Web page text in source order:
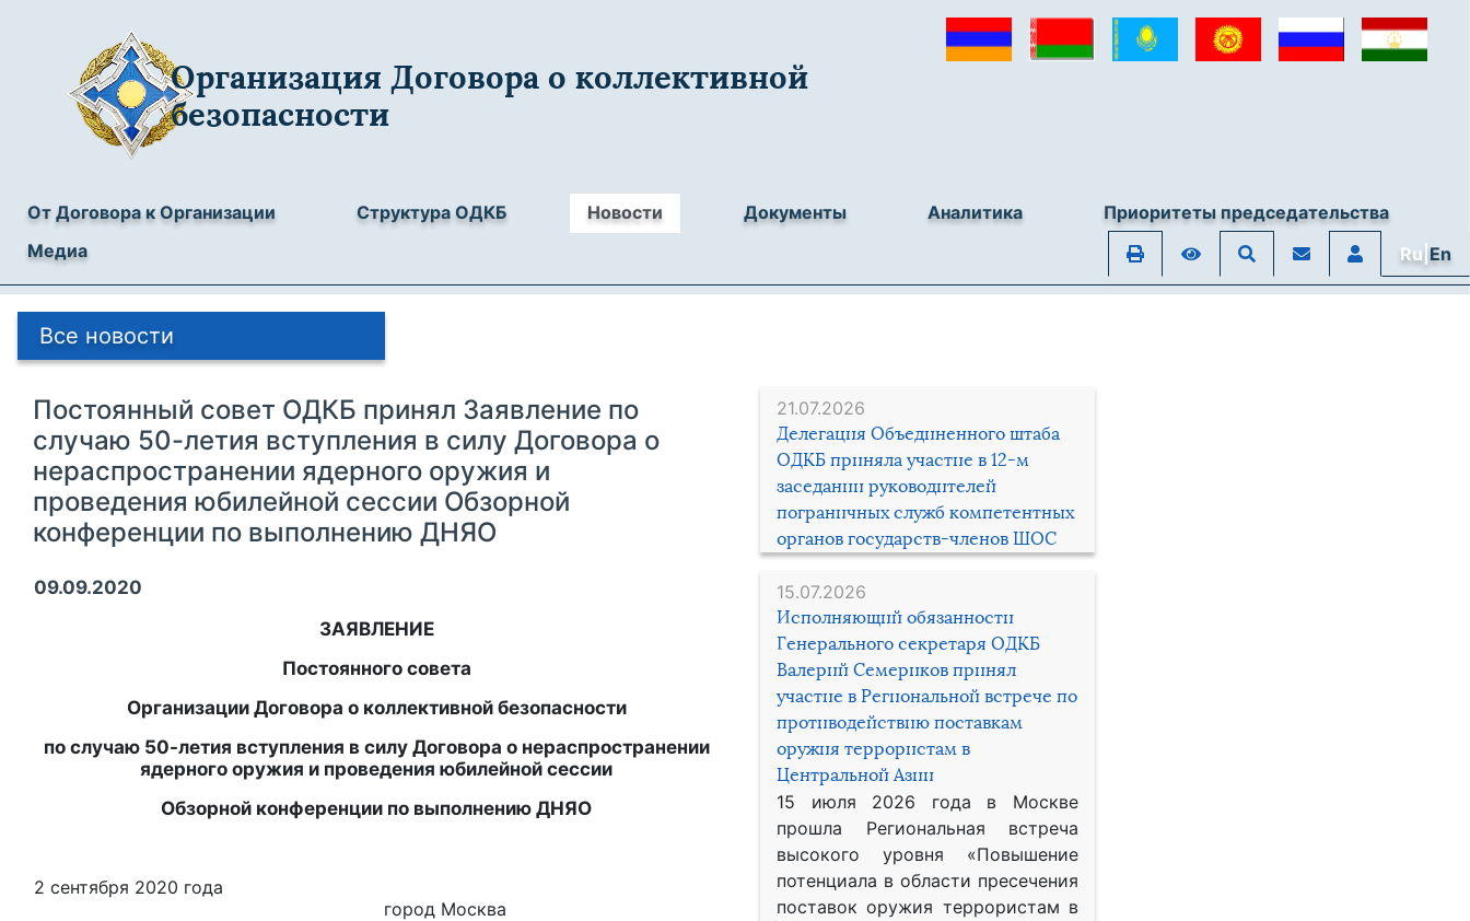
Организация Договора о коллективной
безопасности
От Договора к Организации Структура ОДКБ Новости Документы Аналитика
Приоритеты председательства
Медиа
Ru|En
Все новости
21.07.2026
Делегация Объединенного штаба
ОДКБ приняла участие в 12-м
заседании руководителей
пограничных служб компетентных
органов государств-членов ШОС
15.07.2026
Исполняющий обязанности
Генерального секретаря ОДКБ
Валерий Семериков принял
участие в Региональной встрече по
противодействию поставкам
оружия террористам в
Центральной Азии
15 июля 2026 года в Москве
прошла Региональная встреча
высокого уровня «Повышение
потенциала в области пресечения
поставок оружия террористам в
Постоянный совет ОДКБ принял Заявление по
случаю 50-летия вступления в силу Договора о
нераспространении ядерного оружия и
проведения юбилейной сессии Обзорной
конференции по выполнению ДНЯО
09.09.2020
ЗАЯВЛЕНИЕ
Постоянного совета
Организации Договора о коллективной безопасности
по случаю 50-летия вступления в силу Договора о нераспространении
ядерного оружия и проведения юбилейной сессии
Обзорной конференции по выполнению ДНЯО
2 сентября 2020 года
город Москва